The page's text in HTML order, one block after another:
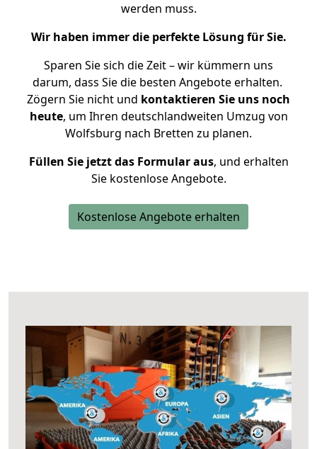
werden muss.
Wir haben immer die perfekte Lösung für Sie.
Sparen Sie sich die Zeit – wir kümmern uns
darum, dass Sie die besten Angebote erhalten.
Zögern Sie nicht und kontaktieren Sie uns noch
heute, um Ihren deutschlandweiten Umzug von
Wolfsburg nach Bretten zu planen.
Füllen Sie jetzt das Formular aus, und erhalten
Sie kostenlose Angebote.
Kostenlose Angebote erhalten